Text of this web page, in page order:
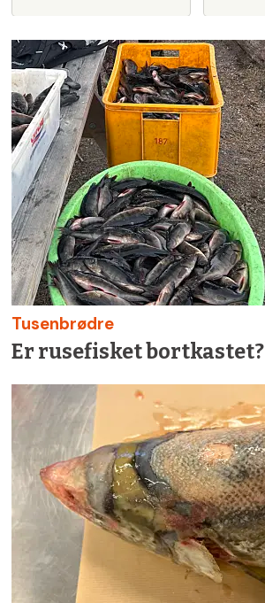
Tusenbrødre
Er rusefisket bortkastet?